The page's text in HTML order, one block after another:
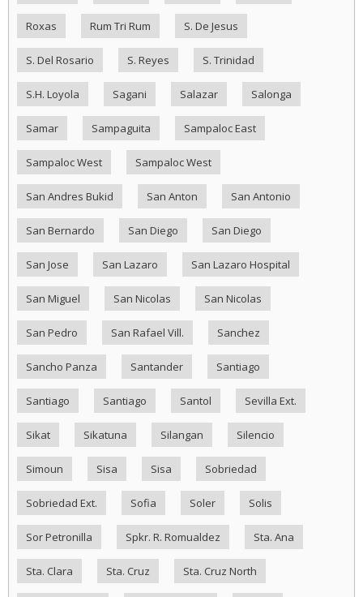
Roxas Rum Tri Rum S. De Jesus
S. Del Rosario S. Reyes S. Trinidad
S.H. Loyola Sagani Salazar Salonga
Samar Sampaguita Sampaloc East
Sampaloc West Sampaloc West
San Andres Bukid San Anton San Antonio
San Bernardo San Diego San Diego
San Jose San Lazaro San Lazaro Hospital
San Miguel San Nicolas San Nicolas
San Pedro San Rafael Vill. Sanchez
Sancho Panza Santander Santiago
Santiago Santiago Santol Sevilla Ext.
Sikat Sikatuna Silangan Silencio
Simoun Sisa Sisa Sobriedad
Sobriedad Ext. Sofia Soler Solis
Sor Petronilla Spkr. R. Romualdez Sta. Ana
Sta. Clara Sta. Cruz Sta. Cruz North